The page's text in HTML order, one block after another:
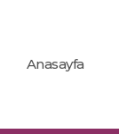
Anasayfa